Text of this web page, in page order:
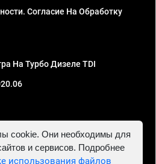
Согласие На Обработку
На Турбо Дизеле TDI
ИНН 781302555843,
cookie. Они необходимы для
и сервисов. Подробнее
использования файлов